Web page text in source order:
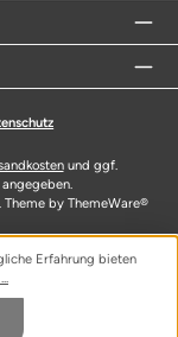
und ggf.
Theme by ThemeWare®
Erfahrung bieten